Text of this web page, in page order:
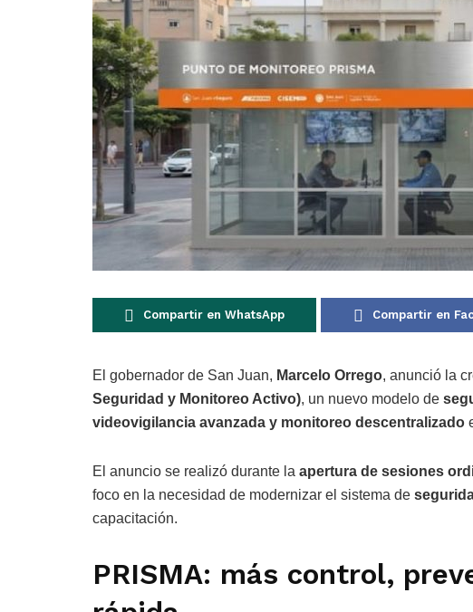
Compartir en WhatsApp Compartir en
El gobernador de San Juan, Marcelo Orrego, anunció la
Seguridad y Monitoreo Activo), un nuevo modelo de
videovigilancia avanzada y monitoreo descentralizado
El anuncio se realizó durante la apertura de sesiones
foco en la necesidad de modernizar el sistema de
capacitación.
PRISMA: más control,